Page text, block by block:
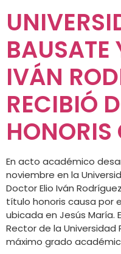
BAUSATE
IVÁN
RECIBIÓ
En acto académico
noviembre en la
Doctor Elio Iván
título honoris causa por
ubicada en Jesús María.
Rector de la Universidad
máximo grado